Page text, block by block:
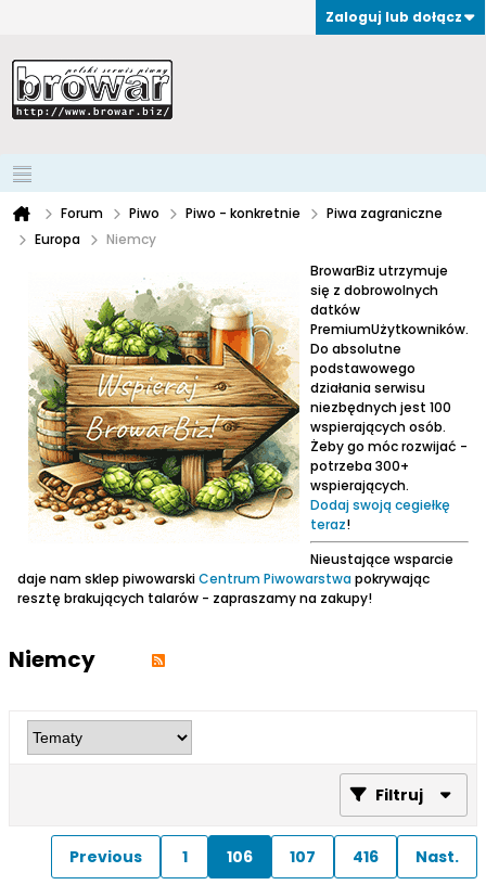
Zaloguj lub dołącz
Forum Piwo Piwo - konkretnie
Piwa zagraniczne
Europa
Niemcy
BrowarBiz utrzymuje
się z dobrowolnych
datków
PremiumUżytkowników.
Do absolutne
podstawowego
działania serwisu
niezbędnych jest 100
wspierających osób.
Żeby go móc rozwijać -
potrzeba 300+
wspierających.
Dodaj swoją cegiełkę
teraz!
Nieustające wsparcie
daje nam sklep piwowarskiCentrum Piwowarstwapokrywając
resztę brakujących talarów - zapraszamy na zakupy!
Niemcy
Filtruj
Previous 1 106 107 416 Nast.